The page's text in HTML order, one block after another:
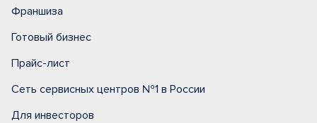
Франшиза
Готовый бизнес
Прайс-лист
Сеть сервисных центров №1 в России
Для инвесторов